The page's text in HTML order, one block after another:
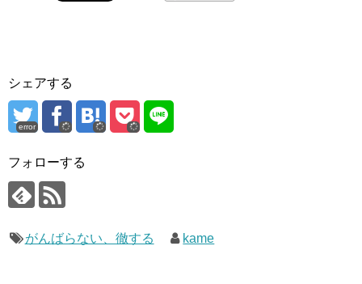
シェアする
error
フォローする
がんばらない、徹する kame